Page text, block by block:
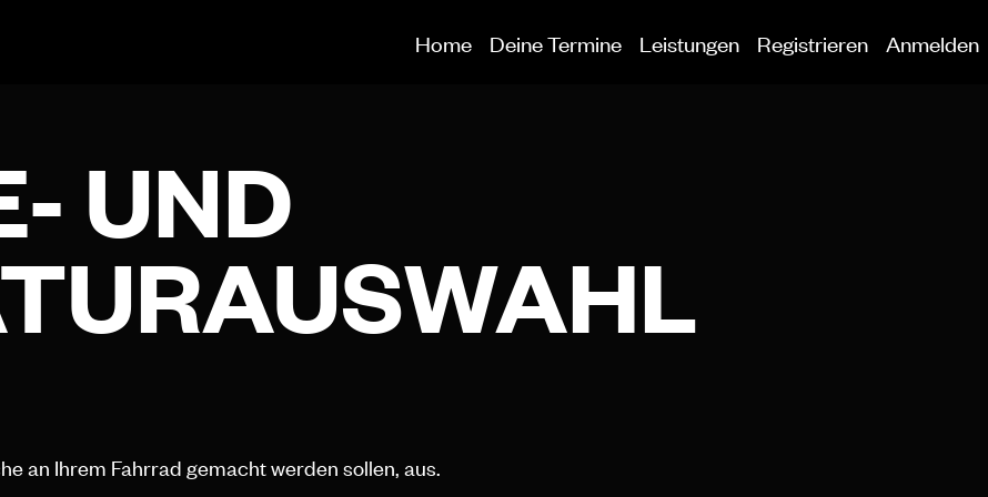
Home Deine Termine Leistungen Registrieren Anmelden
UND
an Ihrem Fahrrad gemacht werden sollen, aus.